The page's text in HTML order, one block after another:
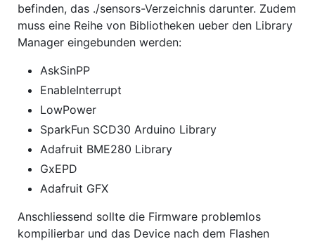
befinden, das ./sensors-Verzeichnis darunter. Zudem
muss eine Reihe von Bibliotheken ueber den Library
Manager eingebunden werden:
AskSinPP
EnableInterrupt
LowPower
SparkFun SCD30 Arduino Library
Adafruit BME280 Library
GxEPD
Adafruit GFX
Anschliessend sollte die Firmware problemlos
kompilierbar und das Device nach dem Flashen